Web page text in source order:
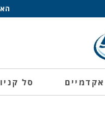
סל